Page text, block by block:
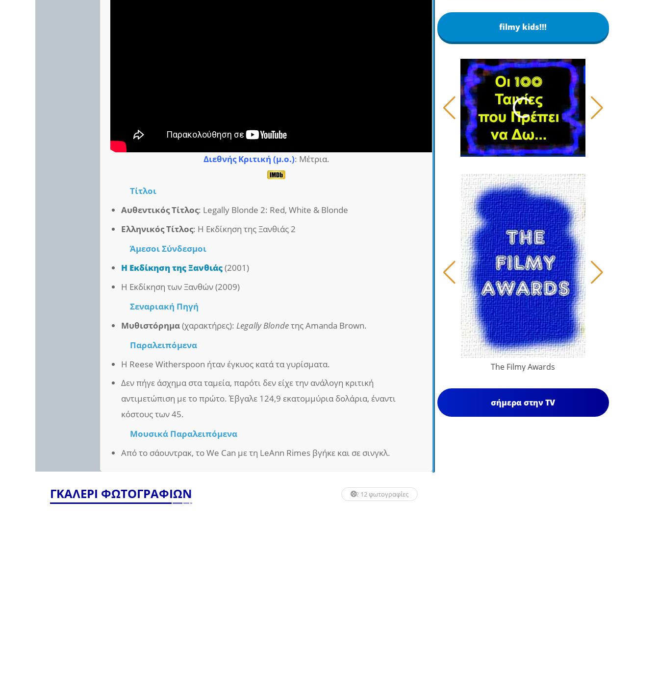
Διεθνής Κριτική (μ.ο.): Μέτρια.
Τίτλοι
Αυθεντικός Τίτλος: Legally Blonde 2: Red, White & Blonde
Ελληνικός Τίτλος: Η Εκδίκηση της Ξανθιάς 2
ΆμεσοιΣύνδεσμοι
Η Εκδίκηση της Ξανθιάς(2001)
Η Εκδίκηση των Ξανθών (2009)
Σεναριακή Πηγή
Μυθιστόρημα(χαρακτήρες): Legally Blondeτης Amanda Brown.
Παραλειπόμενα
Η Reese Witherspoon ήταν έγκυος κατά τα γυρίσματα.
Δεν πήγε άσχημα στα ταμεία, παρότι δεν είχε την ανάλογη κριτική
αντιμετώπιση με το πρώτο. Έβγαλε 124,9 εκατομμύρια δολάρια, έναντι
κόστους των 45.
Μουσικά Παραλειπόμενα
Από το σάουντρακ, το We Can με τη LeAnn Rimes βγήκε και σε σινγκλ.
ΓΚΑΛΕΡΙ ΦΩΤΟΓΡΑΦΙΩΝ 12 φωτογραφίες
filmy kids!!!
The Filmy Awards
σήμερα στην TV